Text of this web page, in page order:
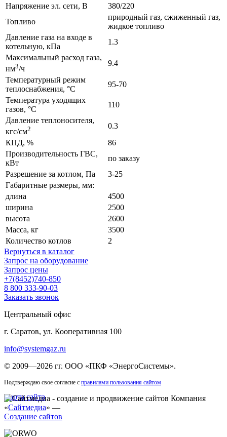
Напряжение эл. сети, В
380/220
Топливо
природный газ, сжиженный газ,
жидкое топливо
Давление газа на входе в
котельную, кПа
1.3
Максимальный расход газа,
нм3/ч
9.4
Температурный режим
теплоснабжения, °С
95-70
Температура уходящих
газов, °С
110
Давление теплоносителя,
кгс/см2
0.3
КПД, %
86
Производительность ГВС,
кВт
по заказу
Разрешение за котлом, Па
3-25
Габаритные размеры, мм:
длина
4500
ширина
2500
высота
2600
Масса, кг
3500
Количество котлов
2
Вернуться в каталог
Запрос на оборудование
Запрос цены
+7(8452)740-850
8 800 333-90-03
Заказать звонок
Центральный офис
г. Саратов, ул. Кооперативная 100
info@systemgaz.ru
© 2009—2026 гг. ООО «ПКФ «ЭнергоСистемы».
Подтверждаю свое согласие с правилами пользования сайтом
Карта сайта
Компания
«Сайтмедиа» —
Создание сайтов